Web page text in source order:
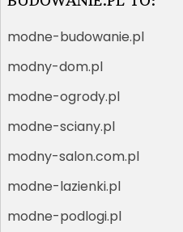
modne-budowanie.pl
modny-dom.pl
modne-ogrody.pl
modne-sciany.pl
modny-salon.com.pl
modne-lazienki.pl
modne-podlogi.pl